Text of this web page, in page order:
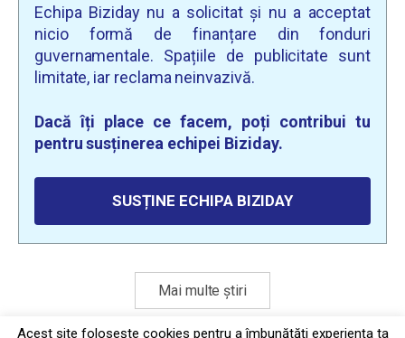
Echipa Biziday nu a solicitat și nu a acceptat
nicio formă de finanțare din fonduri
guvernamentale. Spațiile de publicitate sunt
limitate, iar reclama neinvazivă.
Dacă îți place ce facem, poți contribui tu
pentru susținerea echipei Biziday.
SUSȚINE ECHIPA BIZIDAY
Mai multe știri
Acest site foloseşte cookies pentru a îmbunătăți experiența ta